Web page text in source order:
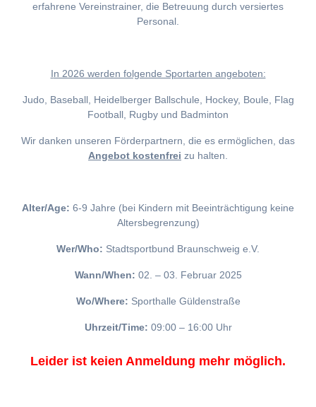
erfahrene Vereinstrainer, die Betreuung durch versiertes
Personal.
In 2026 werden folgende Sportarten angeboten:
Judo, Baseball, Heidelberger Ballschule, Hockey, Boule, Flag
Football, Rugby und Badminton
Wir danken unseren Förderpartnern, die es ermöglichen, das
Angebot kostenfrei zu halten.
Alter/Age: 6-9 Jahre (bei Kindern mit Beeinträchtigung keine
Altersbegrenzung)
Wer/Who: Stadtsportbund Braunschweig e.V.
Wann/When: 02. – 03. Februar 2025
Wo/Where: Sporthalle Güldenstraße
Uhrzeit/Time: 09:00 – 16:00 Uhr
Leider ist keien Anmeldung mehr möglich.